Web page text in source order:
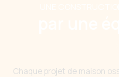
Chaque projet de maison